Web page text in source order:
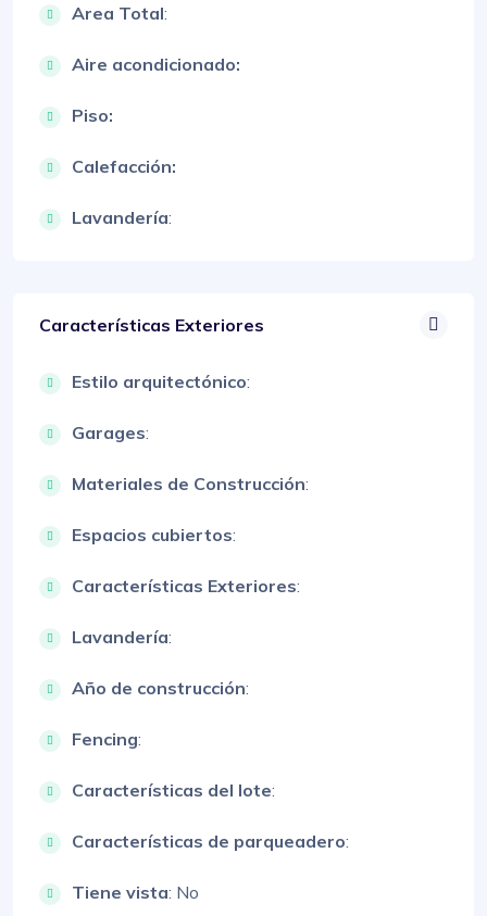
Area Total:
Aire acondicionado:
Piso:
Calefacción:
Lavandería:
Características Exteriores
Estilo arquitectónico:
Garages:
Materiales de Construcción:
Espacios cubiertos:
Características Exteriores:
Lavandería:
Año de construcción:
Fencing:
Características del lote:
Características de parqueadero:
Tiene vista: No